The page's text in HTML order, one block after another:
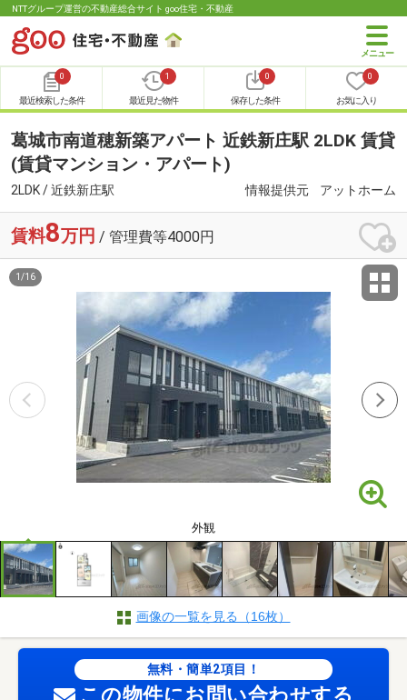
NTTグループ運営の不動産総合サイト goo住宅・不動産
0
最近検索した条件
1
最近見た物件
0
保存した条件
0
お気に入り
葛城市南道穂新築アパート 近鉄新庄駅 2LDK 賃貸
(賃貸マンション・アパート)
2LDK / 近鉄新庄駅 情報提供元 アットホーム
賃料8万円 / 管理費等4000円
外観
1 /16
画像の一覧を見る（16枚）
無料・簡単2項目！
この物件にお問い合わせする